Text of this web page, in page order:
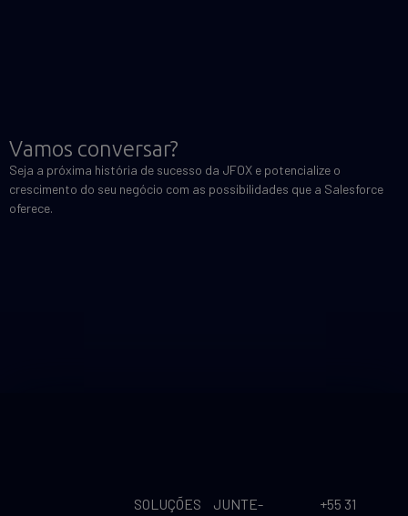
Vamos conversar?
Seja a próxima história de sucesso da JFOX e potencialize o
crescimento do seu negócio com as possibilidades que a Salesforce
oferece.
SOLUÇÕES
JUNTE-
+55 31